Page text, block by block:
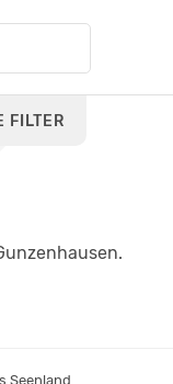
FILTER
Seenland